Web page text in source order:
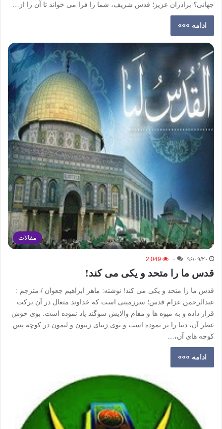
جهانی؟ برادران عزیز؛ قدس شریف، شما را فرا می خواند تا آن را از…
ادامه »»»
مقالات
۹۶/۰۹/۲۰ ۰ 2,049
قدس ما را متحد و یکی می کند!
قدس ما را متحد و یکی می کند! نوشته: ماهر ابراهیم جعوان / مترجم :
عبدالرحمن عزام قدس؛ سرزمینی است که خداوند متعال در آن برکت
قرار داده و به میوه ها و مقام والایش سوگند یاد نموده است. بوی خوش
عطر آن، دنیا را پر نموده است و بوی زیبای زیتون و لیمون در کوچه پس
کوچه های آن،…
ادامه »»»